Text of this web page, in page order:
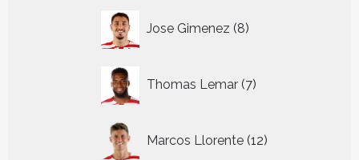
Jose Gimenez 8
producten
Thomas Lemar 7
producten
Marcos Llorente 12
producten